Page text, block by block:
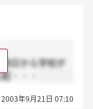
した(＞
日から学校が
・・・
2003年9月21日 07:10